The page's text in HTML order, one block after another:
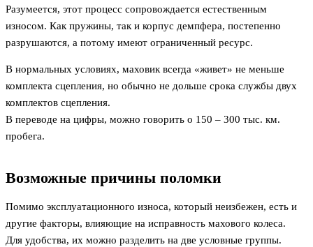
Разумеется, этот процесс сопровождается естественным
износом. Как пружины, так и корпус демпфера, постепенно
разрушаются, а потому имеют ограниченный ресурс.
В нормальных условиях, маховик всегда «живет» не меньше
комплекта сцепления, но обычно не дольше срока службы двух
комплектов сцепления.
В переводе на цифры, можно говорить о 150 – 300 тыс. км.
пробега.
Возможные причины поломки
Помимо эксплуатационного износа, который неизбежен, есть и
другие факторы, влияющие на исправность махового колеса.
Для удобства, их можно разделить на две условные группы.